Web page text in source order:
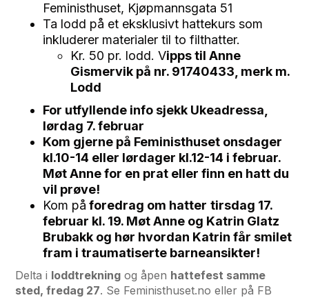
Feministhuset, Kjøpmannsgata 51
Ta lodd på et eksklusivt hattekurs som
inkluderer materialer til to filthatter.
Kr. 50 pr. lodd. Vipps til Anne
Gismervik på nr. 91740433, merk m.
Lodd
For utfyllende info sjekk Ukeadressa,
lørdag 7. februar
Kom gjerne på Feministhuset onsdager
kl.10-14 eller lørdager kl.12-14 i februar.
Møt Anne for en prat eller finn en hatt du
vil prøve!
Kom på foredrag om hatter tirsdag 17.
februar kl. 19. Møt Anne og Katrin Glatz
Brubakk og hør hvordan Katrin får smilet
fram i traumatiserte barneansikter!
Delta i loddtrekning og åpen hattefest samme
sted, fredag 27. Se Feministhuset.no eller på FB